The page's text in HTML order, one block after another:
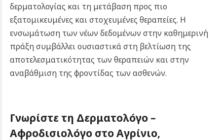
δερματολογίας και τη μετάβαση προς πιο
εξατομικευμένες και στοχευμένες θεραπείες. Η
ενσωμάτωση των νέων δεδομένων στην καθημερινή
πράξη συμβάλλει ουσιαστικά στη βελτίωση της
αποτελεσματικότητας των θεραπειών και στην
αναβάθμιση της φροντίδας των ασθενών.
Γνωρίστε τη Δερματολόγο –
Αφροδισιολόγο στο Αγρίνιο,